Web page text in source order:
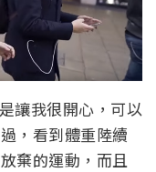
讓我很開心，可以
，看到體重陸續
棄的運動，而且